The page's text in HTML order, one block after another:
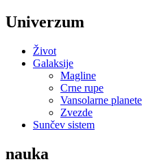
Univerzum
Život
Galaksije
Magline
Crne rupe
Vansolarne planete
Zvezde
Sunčev sistem
nauka